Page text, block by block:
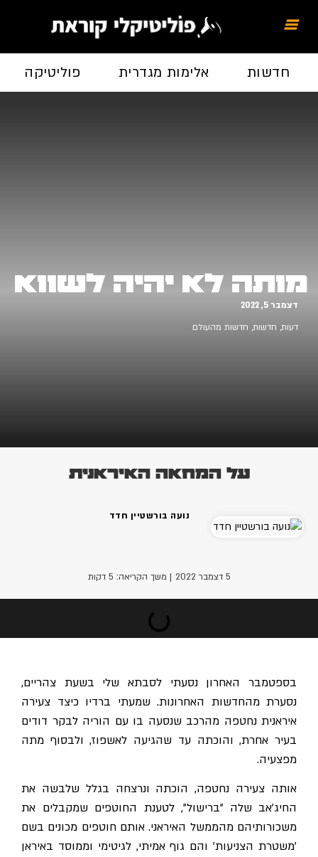
חדשות אלימות מגדרית פוליטיקה
מותה לא יהיה לשווא
דצמבר 5, 2022
דעות, חדשות, חדשות מהעולם
על המחאה האיראנית
נועה בורשטיין חדד
5 דצמבר 2022 | משך הקריאה: 5 דקות
בספטמבר האחרון נסעתי לסבתא שלי בשעת צהריים,
נסערת מהחדשות האחרונות. שמעתי ברדיו כיצד צעירה
איראנית נחטפה מהרכב שנסעה בו עם הוריה לבקר דודים
בעיר אחרת, והוכתה עד שהגיעה לאשפוז, ולבסוף מתה
מפצעיה.
אותה צעירה נחטפה, הוכתה ונרצחה בגלל שלבשה את
החיג'אב שלה "ברישול", לטענת החוטפים שמקבלים את
משכורותיהם מהממשל האיראני. אותם חוטפים מכונים בשם
'משטרת הצניעות' והם גוף אמיתי, לגיטימי וממוסד באיראן